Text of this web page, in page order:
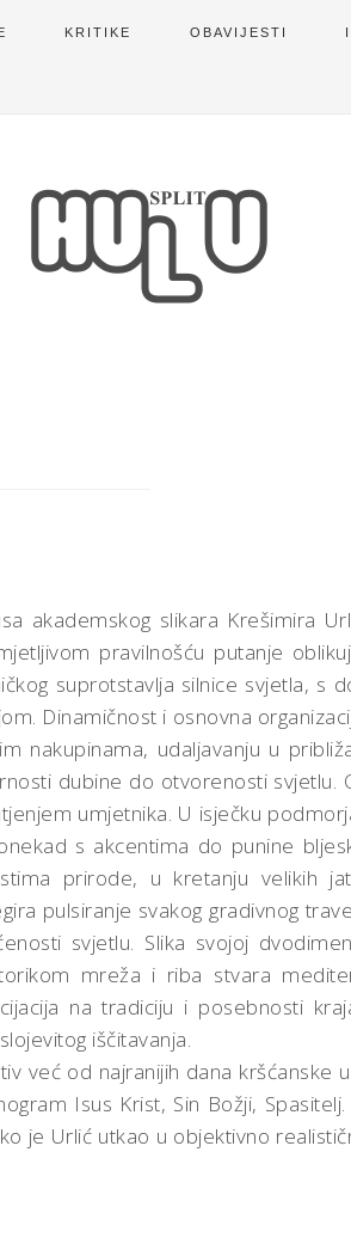
KRITIKE OBAVIJESTI
akademskog slikara Krešimira
pravilnošću putanje
suprotstavlja silnice svjetla, s
Dinamičnost i osnovna
nakupinama, udaljavanju u
dubine do otvorenosti
umjetnika. U isječku
s akcentima do punine
prirode, u kretanju velikih
pulsiranje svakog gradivnog
svjetlu. Slika svojoj
mreža i riba stvara
na tradiciju i posebnosti
iščitavanja.
već od najranijih dana
Isus Krist, Sin Božji,
je Urlić utkao u objektivno